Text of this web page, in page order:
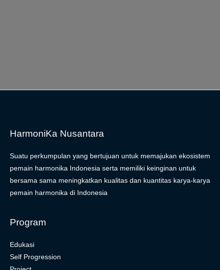
HarmoniKa Nusantara
Suatu perkumpulan yang bertujuan untuk memajukan ekosistem
pemain harmonika Indonesia serta memiliki keinginan untuk
bersama sama meningkatkan kualitas dan kuantitas karya-karya
pemain harmonika di Indonesia
Program
Edukasi
Self Progression